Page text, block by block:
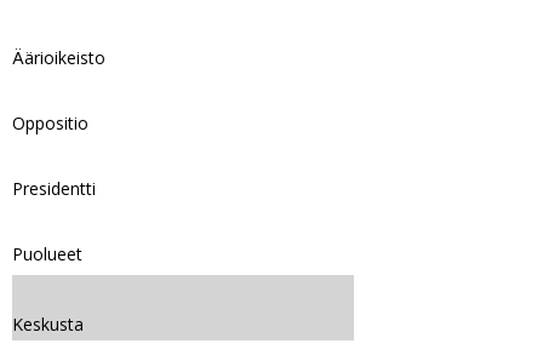
Äärioikeisto
Oppositio
Presidentti
Puolueet
Keskusta